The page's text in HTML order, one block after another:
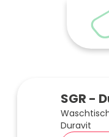
SGR -
Duravit